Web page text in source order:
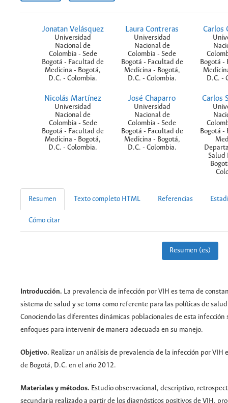
Jonatan Velásquez
Universidad
Nacional de
Colombia - Sede
Bogotá - Facultad de
Medicina - Bogotá,
D.C. - Colombia.
Laura Contreras
Universidad
Nacional de
Colombia - Sede
Bogotá - Facultad de
Medicina - Bogotá,
D.C. - Colombia.
Carlos
Bogotá -
D.C. -
Nicolás Martínez
Universidad
Nacional de
Colombia - Sede
Bogotá - Facultad de
Medicina - Bogotá,
D.C. - Colombia.
José Chaparro
Universidad
Nacional de
Colombia - Sede
Bogotá - Facultad de
Medicina - Bogotá,
D.C. - Colombia.
Carlos
Bogotá -
Salud
Resumen Texto completo HTML Referencias
Cómo citar
Resumen (es)
Introducción. La prevalencia de infección por VIH es tema de
sistema de salud y se toma como referente para las políticas de
Conociendo las diferentes dinámicas poblacionales de esta infección
enfoques para intervenir de manera adecuada en su manejo.
Objetivo. Realizar un análisis de prevalencia de la infección por VIH
de Bogotá, D.C. en el año 2012.
Materiales y métodos. Estudio observacional, descriptivo,
secundaria realizado a partir de los diagnósticos positivos de VIH,